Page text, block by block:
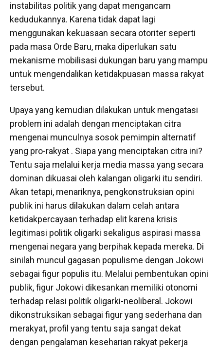
instabilitas politik yang dapat mengancam
kedudukannya. Karena tidak dapat lagi
menggunakan kekuasaan secara otoriter seperti
pada masa Orde Baru, maka diperlukan satu
mekanisme mobilisasi dukungan baru yang mampu
untuk mengendalikan ketidakpuasan massa rakyat
tersebut.
Upaya yang kemudian dilakukan untuk mengatasi
problem ini adalah dengan menciptakan citra
mengenai munculnya sosok pemimpin alternatif
yang pro-rakyat . Siapa yang menciptakan citra ini?
Tentu saja melalui kerja media massa yang secara
dominan dikuasai oleh kalangan oligarki itu sendiri.
Akan tetapi, menariknya, pengkonstruksian opini
publik ini harus dilakukan dalam celah antara
ketidakpercayaan terhadap elit karena krisis
legitimasi politik oligarki sekaligus aspirasi massa
mengenai negara yang berpihak kepada mereka. Di
sinilah muncul gagasan populisme dengan Jokowi
sebagai figur populis itu. Melalui pembentukan opini
publik, figur Jokowi dikesankan memiliki otonomi
terhadap relasi politik oligarki-neoliberal. Jokowi
dikonstruksikan sebagai figur yang sederhana dan
merakyat, profil yang tentu saja sangat dekat
dengan pengalaman keseharian rakyat pekerja